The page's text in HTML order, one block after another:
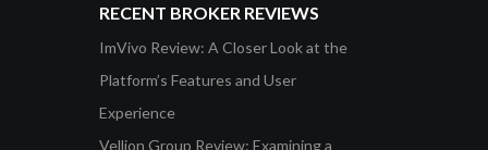
RECENT BROKER REVIEWS
ImVivo Review: A Closer Look at the
Platform’s Features and User
Experience
Vellion Group Review: Examining a